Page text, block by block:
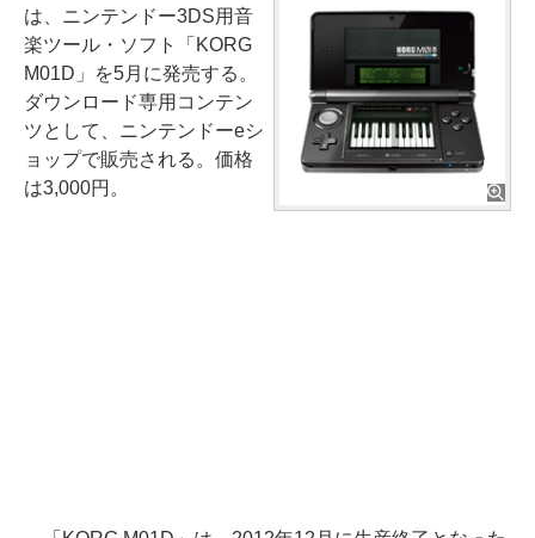
は、ニンテンドー3DS用音
楽ツール・ソフト「KORG
M01D」を5月に発売する。
ダウンロード専用コンテン
ツとして、ニンテンドーeシ
ョップで販売される。価格
は3,000円。